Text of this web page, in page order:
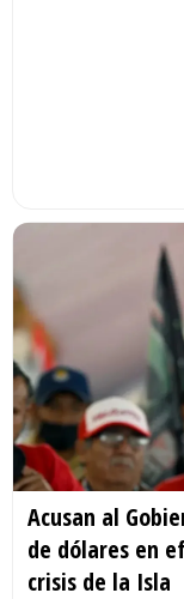
Acusan al
de dólares en
crisis de la Isla